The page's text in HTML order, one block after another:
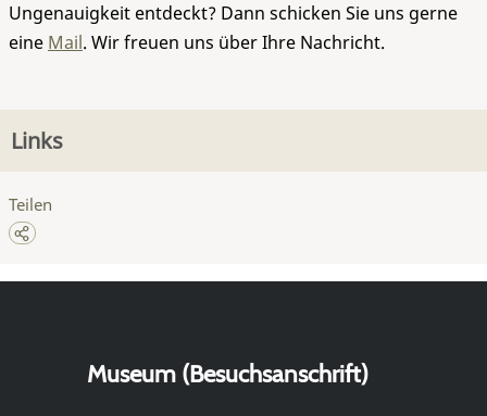
Ungenauigkeit entdeckt? Dann schicken Sie uns gerne
eine Mail. Wir freuen uns über Ihre Nachricht.
Links
Teilen
Museum (Besuchsanschrift)